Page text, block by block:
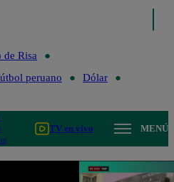
de Risa
peruano
Dólar
TV en vivo MENÚ